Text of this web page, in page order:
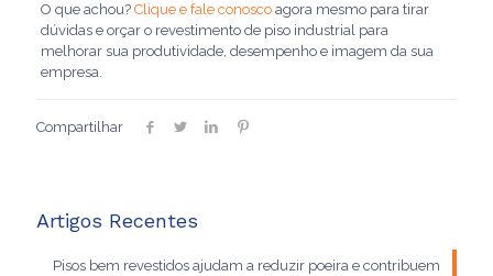
O que achou? Clique e fale conoscoagora mesmo para tirar
dúvidas e orçar o revestimento de piso industrial para
melhorar sua produtividade, desempenho e imagem da sua
empresa.
Compartilhar
Artigos Recentes
Pisos bem revestidos ajudam a reduzir poeira e contribuem